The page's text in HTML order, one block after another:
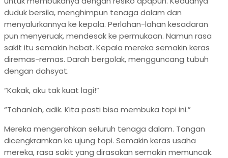
duduk bersila, menghimpun tenaga dalam dan
menyalurkannya ke kepala. Perlahan-lahan kesadaran
pun menyeruak, mendesak ke permukaan. Namun rasa
sakit itu semakin hebat. Kepala mereka semakin keras
diremas-remas. Darah bergolak, mengguncang tubuh
dengan dahsyat.
“Kakak, aku tak kuat lagi!”
“Tahanlah, adik. Kita pasti bisa membuka topi ini.”
Mereka mengerahkan seluruh tenaga dalam. Tangan
dicengkramkan ke ujung topi. Semakin keras usaha
mereka, rasa sakit yang dirasakan semakin memuncak.